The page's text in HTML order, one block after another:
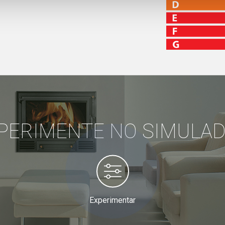
NO
Experimentar